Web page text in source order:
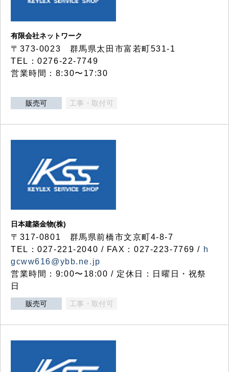
有限会社ネットワーク
〒373-0023 群馬県太田市富若町531-1
TEL：0276-22-7749
営業時間：8:30〜17:30
販売可 工事・取付可
日本建築金物(株)
〒317‐0801 群馬県前橋市文京町4-8-7
TEL：027-221-2040 / FAX：027-223-7769 / h
gcww616@ybb.ne.jp
営業時間：9:00〜18:00 / 定休日：日曜日・祝祭
日
販売可 工事・取付可